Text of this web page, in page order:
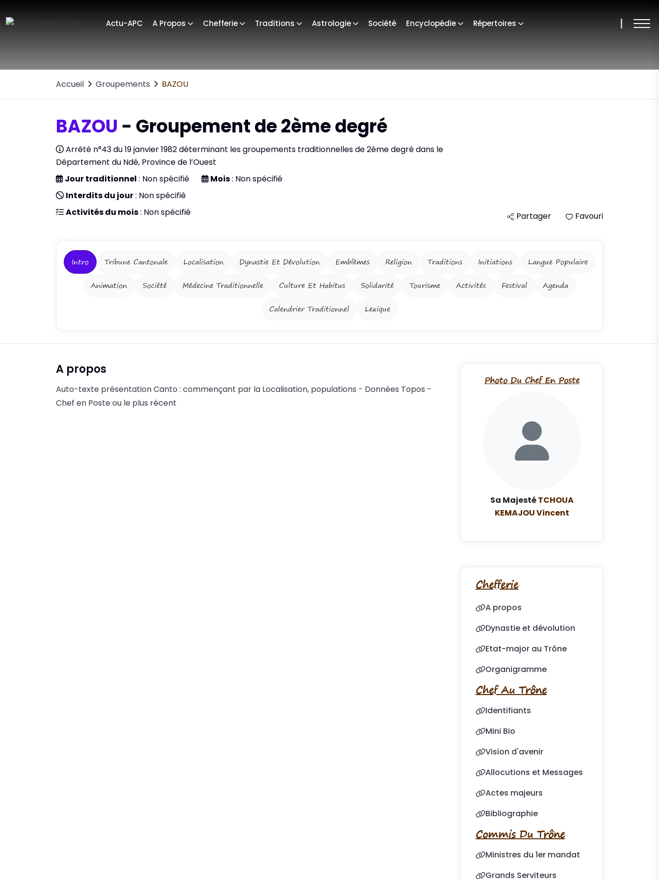
Actu-APC A Propos Chefferie Traditions Astrologie Société Encyclopédie Répertoires
Accueil Groupements BAZOU
BAZOU - Groupement de 2ème degré
Arrêté n°43 du 19 janvier 1982 déterminant les groupements traditionnelles de 2ème degré dans le
Département du Ndé, Province de l’Ouest
Jour traditionnel : Non spécifié Mois: Non spécifié
Interdits du jour: Non spécifié
Activités du mois: Non spécifié Partager Favouri
Intro Tribune Cantonale Localisation Dynastie Et Dévolution Emblèmes Religion Traditions Initiations
Langue Populaire
Animation
Société Médecine Traditionnelle Culture Et Habitus Solidarité Tourisme Activités Festival
Agenda
Calendrier Traditionnel
Lexique
A propos
Auto-texte présentation Canto : commençant par la Localisation, populations - Données Topos -
Chef en Poste ou le plus récent
Photo Du Chef En Poste
Sa MajestéTCHOUA
KEMAJOU Vincent
Chefferie
A propos
Dynastie et dévolution
Etat-major au Trône
Organigramme
Chef Au Trône
Identifiants
Mini Bio
Vision d'avenir
Allocutions et Messages
Actes majeurs
Bibliographie
Commis Du Trône
Ministres du 1er mandat
Grands Serviteurs